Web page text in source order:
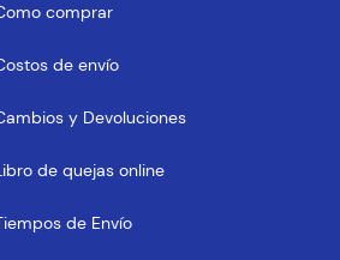
comprar
de envío
y Devoluciones
de quejas online
de Envío